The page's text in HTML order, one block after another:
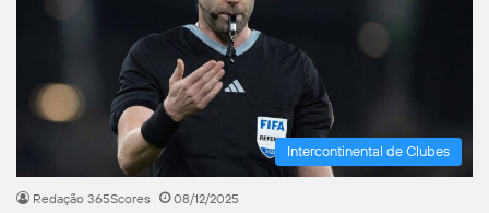
Intercontinental de Clubes
Redação 365Scores 08/12/2025